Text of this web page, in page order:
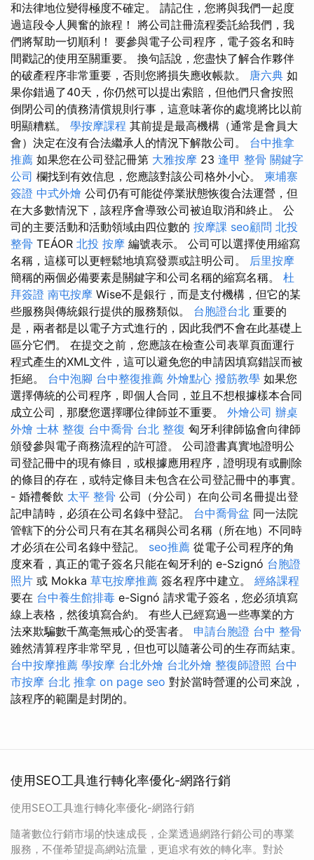
和法律地位變得極度不確定。 請記住，您將與我們一起度
過這段令人興奮的旅程！ 將公司註冊流程委託給我們，我
們將幫助一切順利！ 要參與電子公司程序，電子簽名和時
間戳記的使用至關重要。 換句話說，您盡快了解合作夥伴
的破產程序非常重要，否則您將損失應收帳款。 唐六典 如
果你錯過了40天，你仍然可以提出索賠，但他們只會按照
倒閉公司的債務清償規則行事，這意味著你的處境將比以前
明顯糟糕。 學按摩課程 其前提是最高機構（通常是會員大
會）決定在沒有合法繼承人的情況下解散公司。 台中推拿
推薦 如果您在公司登記冊第 大雅按摩 23 逢甲 整骨 關鍵字
公司 欄找到有效信息，您應該對該公司格外小心。 柬埔寨
簽證 中式外燴 公司仍有可能從停業狀態恢復合法運營，但
在大多數情況下，該程序會導致公司被迫取消和終止。 公
司的主要活動和活動領域由四位數的 按摩課 seo顧問 北投
整骨 TEÁOR 北投 按摩 編號表示。 公司可以選擇使用縮寫
名稱，這樣可以更輕鬆地填寫發票或註明公司。 后里按摩
簡稱的兩個必備要素是關鍵字和公司名稱的縮寫名稱。 杜
拜簽證 南屯按摩 Wise不是銀行，而是支付機構，但它的某
些服務與傳統銀行提供的服務類似。 台胞證台北 重要的
是，兩者都是以電子方式進行的，因此我們不會在此基礎上
區分它們。 在提交之前，您應該在檢查公司表單頁面運行
程式產生的XML文件，這可以避免您的申請因填寫錯誤而被
拒絕。 台中泡腳 台中整復推薦 外燴點心 撥筋教學 如果您
選擇傳統的公司程序，即個人合同，並且不想根據樣本合同
成立公司，那麼您選擇哪位律師並不重要。 外燴公司 辦桌
外燴 士林 整復 台中喬骨 台北 整復 匈牙利律師協會向律師
頒發參與電子商務流程的許可證。 公司證書真實地證明公
司登記冊中的現有條目，或根據應用程序，證明現有或刪除
的條目的存在，或特定條目未包含在公司登記冊中的事實。
- 婚禮餐飲 太平 整骨 公司（分公司）在向公司名冊提出登
記申請時，必須在公司名錄中登記。 台中喬骨盆 同一法院
管轄下的分公司只有在其名稱與公司名稱（所在地）不同時
才必須在公司名錄中登記。 seo推薦 從電子公司程序的角
度來看，真正的電子簽名只能在匈牙利的 e-Szignó 台胞證
照片 或 Mokka 草屯按摩推薦 簽名程序中建立。 經絡課程
要在 台中養生館排毒 e-Signó 請求電子簽名，您必須填寫
線上表格，然後填寫合約。 有些人已經寫過一些專業的方
法來欺騙數千萬毫無戒心的受害者。 申請台胞證 台中 整骨
雖然清算程序非常罕見，但也可以隨著公司的生存而結束。
台中按摩推薦 學按摩 台北外燴 台北外燴 整復師證照 台中
市按摩 台北 推拿 on page seo 對於當時營運的公司來說，
該程序的範圍是封閉的。
使用SEO工具進行轉化率優化-網路行銷
使用SEO工具進行轉化率優化-網路行銷
隨著數位行銷市場的快速成長，企業透過網路行銷公司的專業
服務，不僅希望提高網站流量，更追求有效的轉化率。對於